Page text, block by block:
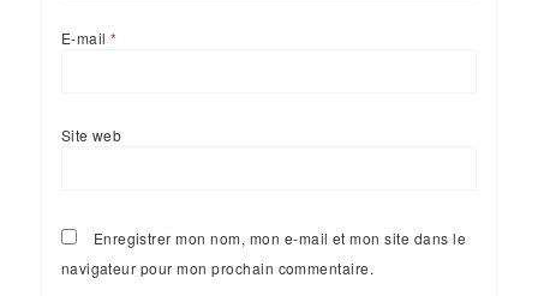
E-mail *
Site web
Enregistrer mon nom, mon e-mail et mon site dans le
navigateur pour mon prochain commentaire.